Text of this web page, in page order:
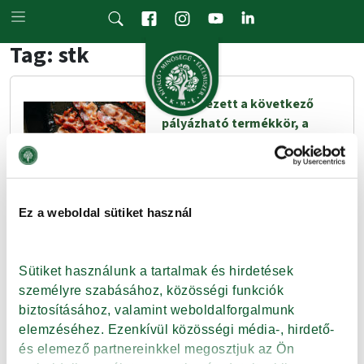
Ez a weboldal sütiket használ
Sütiket használunk a tartalmak és hirdetések
személyre szabásához, közösségi funkciók
biztosításához, valamint weboldalforgalmunk
elemzéséhez. Ezenkívül közösségi média-, hirdető-
és elemező partnereinkkel megosztjuk az Ön
Skip to main content
Tag: stk
Megérkezett a következő
pályázható termékkör, a
füstölt baconszalonna!
Nem kell tovább várni, mától
is KMÉ-védjegyessé válhat!
feldolgozott termékekig.
Tovább